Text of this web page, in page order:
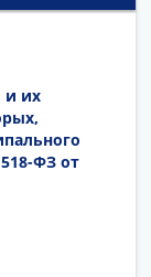
и их
ФЗ от